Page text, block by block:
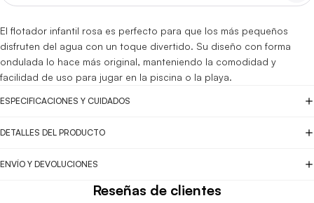
El flotador infantil rosa es perfecto para que los más pequeños
disfruten del agua con un toque divertido. Su diseño con forma
ondulada lo hace más original, manteniendo la comodidad y
facilidad de uso para jugar en la piscina o la playa.
ESPECIFICACIONES Y CUIDADOS
DETALLES DEL PRODUCTO
ENVÍO Y DEVOLUCIONES
Reseñas de clientes